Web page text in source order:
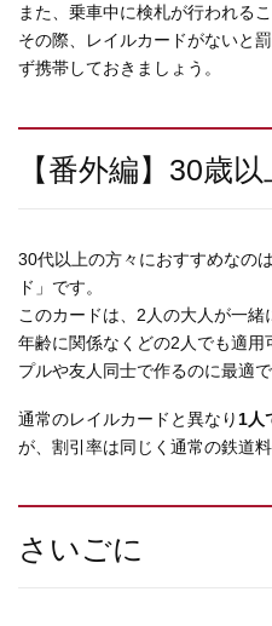
また、乗車中に検札が行われる
その際、レイルカードがないと
ず携帯しておきましょう。
【番外編】30歳
30代以上の方々におすすめなの
ド」です。
このカードは、2人の大人が一緒
年齢に関係なくどの2人でも適
プルや友人同士で作るのに最適で
通常のレイルカードと異なり 1人
が、割引率は同じく通常の鉄道
さいごに